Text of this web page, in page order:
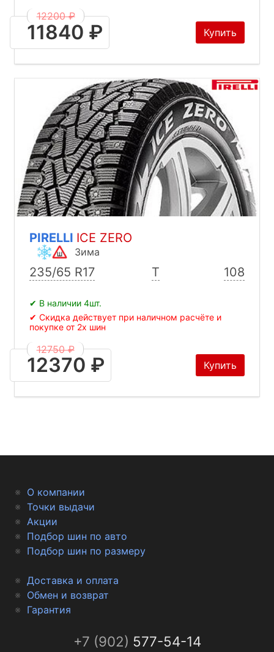
12200 ₽
11840 ₽ Купить
PIRELLI ICE ZERO
Зима
235/65 R17 T 108
✔ В наличии 4шт.
✔ Скидка действует при наличном расчёте и
покупке от 2х шин
12750 ₽
12370 ₽ Купить
О компании
Точки выдачи
Акции
Подбор шин по авто
Подбор шин по размеру
Доставка и оплата
Обмен и возврат
Гарантия
+7 (902) 577-54-14